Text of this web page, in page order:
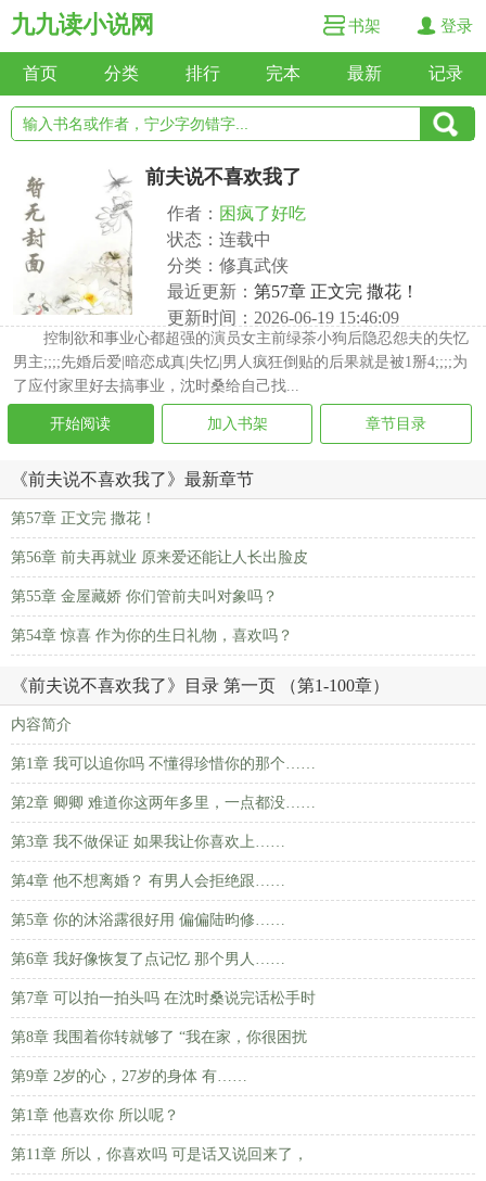
九九读小说网 书架 登录
首页 分类 排行 完本 最新 记录
前夫说不喜欢我了
作者： 困疯了好吃
状态：连载中
分类：修真武侠
最近更新： 第57章 正文完 撒花！
更新时间：2026-06-19 15:46:09
控制欲和事业心都超强的演员女主前绿茶小狗后隐忍怨夫的失忆
男主;;;;先婚后爱|暗恋成真|失忆|男人疯狂倒贴的后果就是被1掰4;;;;为
了应付家里好去搞事业，沈时桑给自己找...
开始阅读 加入书架 章节目录
《前夫说不喜欢我了》最新章节
第57章 正文完 撒花！
第56章 前夫再就业 原来爱还能让人长出脸皮
第55章 金屋藏娇 你们管前夫叫对象吗？
第54章 惊喜 作为你的生日礼物，喜欢吗？
《前夫说不喜欢我了》目录 第一页 （第1-100章）
内容简介
第1章 我可以追你吗 不懂得珍惜你的那个……
第2章 卿卿 难道你这两年多里，一点都没……
第3章 我不做保证 如果我让你喜欢上……
第4章 他不想离婚？ 有男人会拒绝跟……
第5章 你的沐浴露很好用 偏偏陆昀修……
第6章 我好像恢复了点记忆 那个男人……
第7章 可以拍一拍头吗 在沈时桑说完话松手时
第8章 我围着你转就够了 “我在家，你很困扰
第9章 2岁的心，27岁的身体 有……
第1章 他喜欢你 所以呢？
第11章 所以，你喜欢吗 可是话又说回来了，